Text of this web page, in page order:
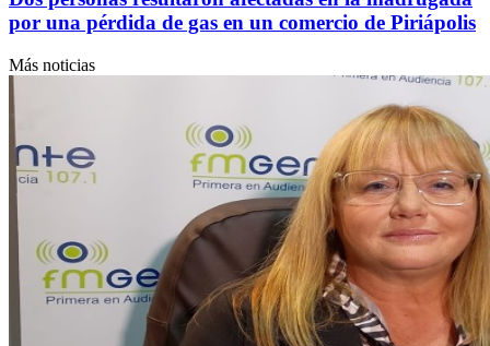
por una pérdida de gas en un comercio de Piriápolis
Más noticias